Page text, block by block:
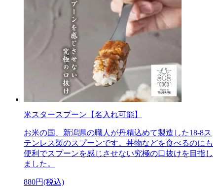
米スタースプーン【名入れ可能】
お米の国、新潟県の職人が丹精込めて製造した18-8ス
テンレス製のスプーンです。丼物などを食べるのにも
便利でスプーンを感じさせない究極の口抜けを目指し
ました。
880円(税込)